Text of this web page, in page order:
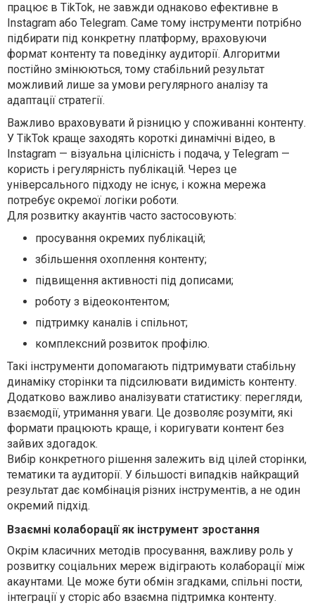
працює в TikTok, не завжди однаково ефективне в
Instagram або Telegram. Саме тому інструменти потрібно
підбирати під конкретну платформу, враховуючи
формат контенту та поведінку аудиторії. Алгоритми
постійно змінюються, тому стабільний результат
можливий лише за умови регулярного аналізу та
адаптації стратегії.
Важливо враховувати й різницю у споживанні контенту.
У TikTok краще заходять короткі динамічні відео, в
Instagram — візуальна цілісність і подача, у Telegram —
користь і регулярність публікацій. Через це
універсального підходу не існує, і кожна мережа
потребує окремої логіки роботи.
Для розвитку акаунтів часто застосовують:
просування окремих публікацій;
збільшення охоплення контенту;
підвищення активності під дописами;
роботу з відеоконтентом;
підтримку каналів і спільнот;
комплексний розвиток профілю.
Такі інструменти допомагають підтримувати стабільну
динаміку сторінки та підсилювати видимість контенту.
Додатково важливо аналізувати статистику: перегляди,
взаємодії, утримання уваги. Це дозволяє розуміти, які
формати працюють краще, і коригувати контент без
зайвих здогадок.
Вибір конкретного рішення залежить від цілей сторінки,
тематики та аудиторії. У більшості випадків найкращий
результат дає комбінація різних інструментів, а не один
окремий підхід.
Взаємні колаборації як інструмент зростання
Окрім класичних методів просування, важливу роль у
розвитку соціальних мереж відіграють колаборації між
акаунтами. Це може бути обмін згадками, спільні пости,
інтеграції у сторіс або взаємна підтримка контенту.